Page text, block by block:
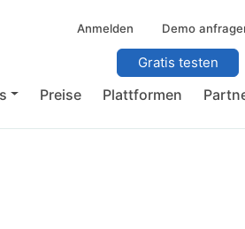
Anmelden Demo
Preise Plattformen
Gratis testen